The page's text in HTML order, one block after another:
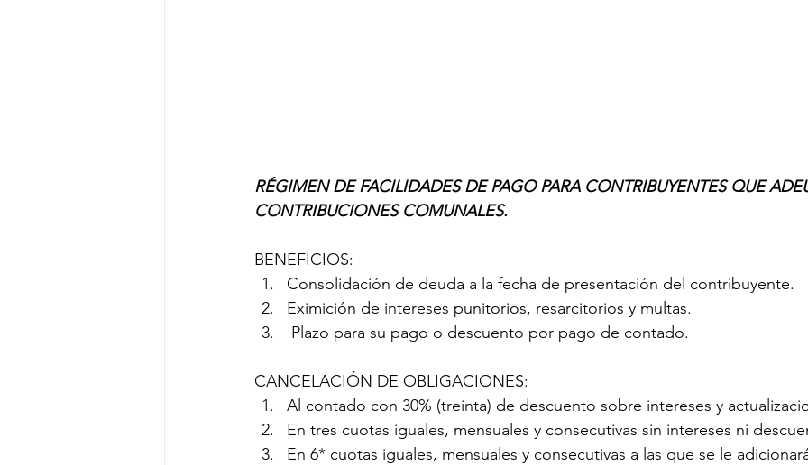
RÉGIMEN DE FACILIDADES DE PAGO PARA CONTRIBUYENTES QUE
CONTRIBUCIONES COMUNALES.
BENEFICIOS:
Consolidación de deuda a la fecha de presentación del contribuyente.
Eximición de intereses punitorios, resarcitorios y multas.
Plazo para su pago o descuento por pago de contado.
CANCELACIÓN DE OBLIGACIONES:
Al contado con 30% (treinta) de descuento sobre intereses y
En tres cuotas iguales, mensuales y consecutivas sin intereses ni
En 6* cuotas iguales, mensuales y consecutivas a las que se le